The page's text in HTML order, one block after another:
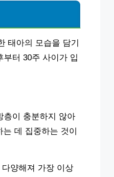
태아의 모습을 담기
터 30주 사이가 입
층이 충분하지 않아
데 집중하는 것이
양해져 가장 이상